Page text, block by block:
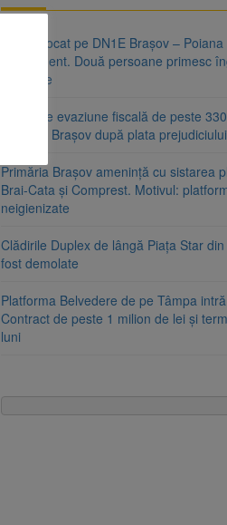
Trafic blocat pe DN1E Brașov –
un accident. Două persoane primesc
medicale
Dosar de evaziune fiscală de peste
clasat la Brașov după plata prejudiciului
Primăria Brașov amenință cu sistarea
Brai-Cata și Comprest. Motivul:
neigienizate
Clădirile Duplex de lângă Piața Star
fost demolate
Platforma Belvedere de pe Tâmpa
Contract de peste 1 milion de lei și
luni